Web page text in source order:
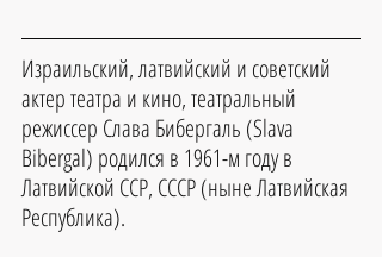
Израильский, латвийский и советский
актер театра и кино, театральный
режиссер Слава Бибергаль (Slava
Bibergal) родился в 1961-м году в
Латвийской ССР, СССР (ныне Латвийская
Республика).